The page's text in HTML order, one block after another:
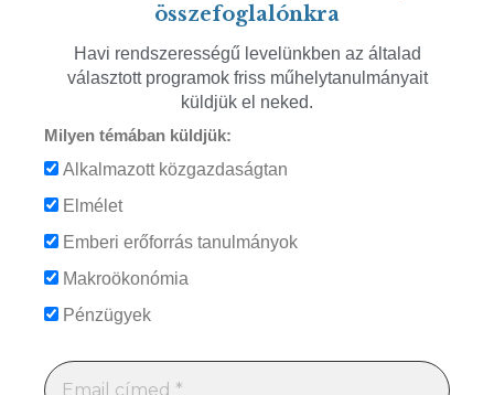
összefoglalónkra
Havi rendszerességű levelünkben az általad
választott programok friss műhelytanulmányait
küldjük el neked.
Milyen témában küldjük:
Alkalmazott közgazdaságtan
Elmélet
Emberi erőforrás tanulmányok
Makroökonómia
Pénzügyek